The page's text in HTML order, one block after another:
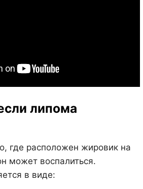
липома
где расположен жировик на
может воспалиться.
в виде: